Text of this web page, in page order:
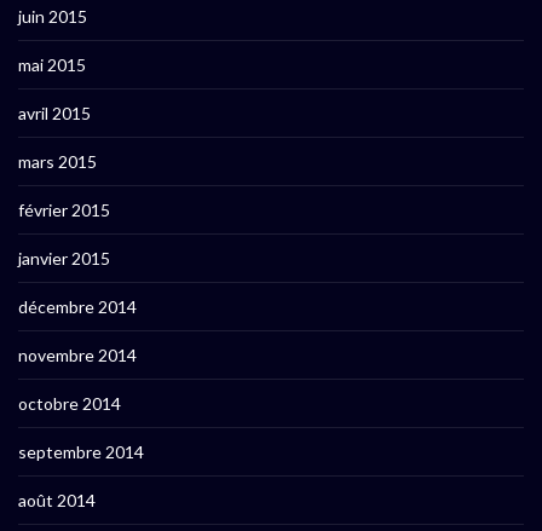
juin 2015
mai 2015
avril 2015
mars 2015
février 2015
janvier 2015
décembre 2014
novembre 2014
octobre 2014
septembre 2014
août 2014